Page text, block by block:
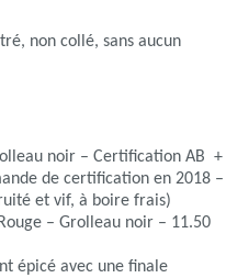
non collé, sans aucun
noir – Certification AB +
de certification en 2018 –
et vif, à boire frais)
– Grolleau noir – 11.50
épicé avec une finale